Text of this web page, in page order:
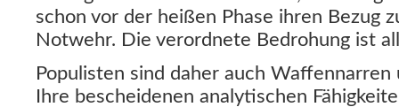
schon vor der heißen Phase ihren Bezug
Notwehr. Die verordnete Bedrohung ist
Populisten sind daher auch Waffennarren
Ihre bescheidenen analytischen